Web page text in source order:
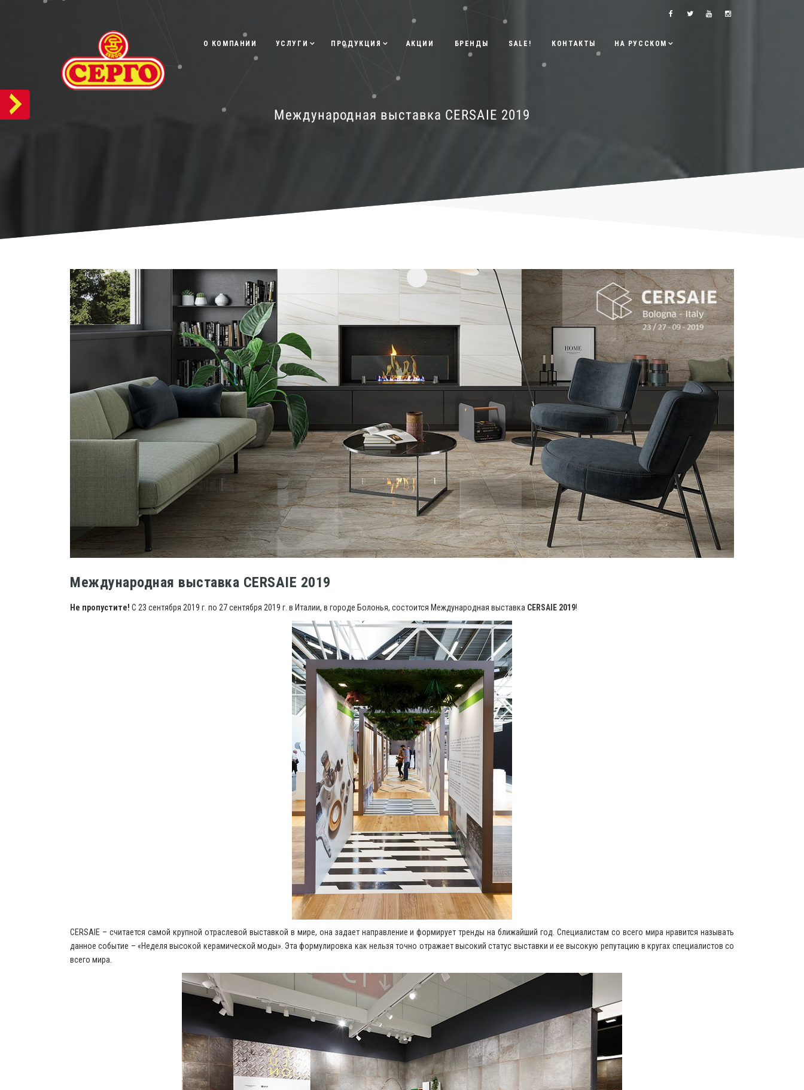
О КОМПАНИИ УСЛУГИ ПРОДУКЦИЯ АКЦИИ БРЕНДЫ SALE! КОНТАКТЫ НА РУССКОМ
Международная выставка CERSAIE 2019
Международная выставка CERSAIE 2019
Не пропустите! С 23 сентября 2019 г. по 27 сентября 2019 г. в Италии, в городе Болонья, состоится Международная выставка CERSAIE 2019!
CERSAIE – считается самой крупной отраслевой выставкой в мире, она задает направление и формирует тренды на ближайший год. Специалистам со всего мира нравится называть
данное событие – «Неделя высокой керамической моды». Эта формулировка как нельзя точно отражает высокий статус выставки и ее высокую репутацию в кругах специалистов со
всего мира.